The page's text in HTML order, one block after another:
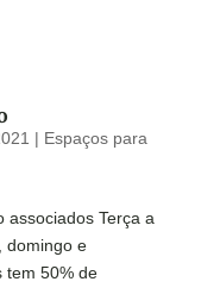
| Espaços para
associados Terça a
domingo e
tem 50% de